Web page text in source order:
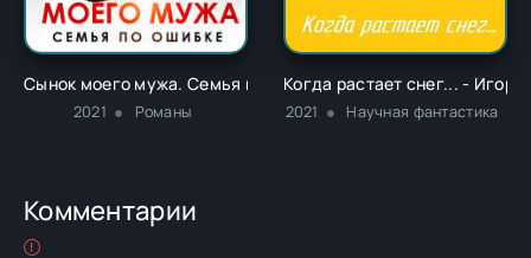
Сынок моего мужа. Семья по ошибке - Николь Келлер
2021 Романы
Когда растает снег... -
2021 Научная фантастика
Комментарии